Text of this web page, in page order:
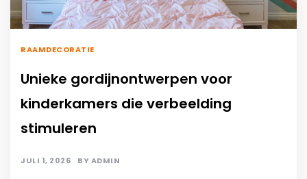
RAAMDECORATIE
Unieke gordijnontwerpen voor
kinderkamers die verbeelding
stimuleren
JULI 1, 2026 BYADMIN